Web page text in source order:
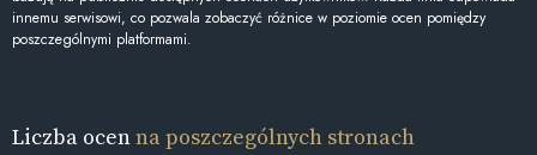
innemu serwisowi, co pozwala zobaczyć różnice w poziomie ocen pomiędzy
poszczególnymi platformami.
Liczba ocenna poszczególnych stronach